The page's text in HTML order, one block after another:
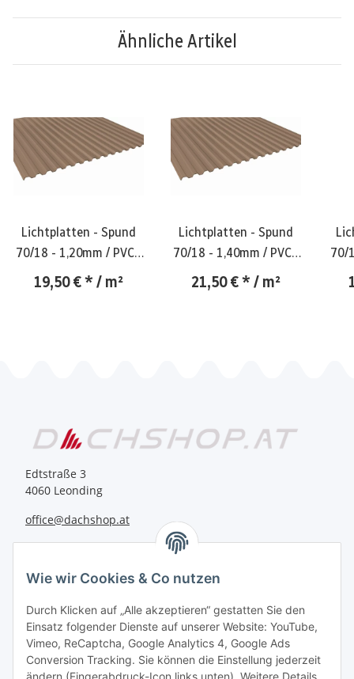
Ähnliche Artikel
Lichtplatten - Spund
70/18 - 1,20mm / PVC -
bronze
19,50 €* / m²
Lichtplatten - Spund
70/18 - 1,40mm / PVC -
bronze
21,50 €* / m²
70/
Edtstraße 3
4060 Leonding
office@dachshop.at
Informationen
Wie wir Cookies & Co nutzen
Durch Klicken auf „Alle akzeptieren“ gestatten Sie den
Einsatz folgender Dienste auf unserer Website: YouTube,
Vimeo, ReCaptcha, Google Analytics 4, Google Ads
Conversion Tracking. Sie können die Einstellung jederzeit